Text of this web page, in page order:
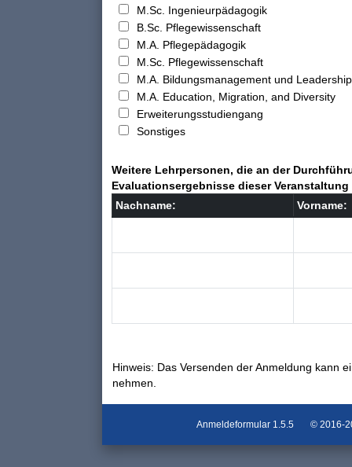
M.Sc. Ingenieurpädagogik
B.Sc. Pflegewissenschaft
M.A. Pflegepädagogik
M.Sc. Pflegewissenschaft
M.A. Bildungsmanagement und
M.A. Education, Migration, and Diversity
Erweiterungsstudiengang
Sonstiges
Weitere Lehrpersonen, die an der
Evaluationsergebnisse dieser
Nachname:
Vorname:
Hinweis: Das Versenden der Anmeldung kann
nehmen.
Anmeldeformular 1.5.5 © 2016-